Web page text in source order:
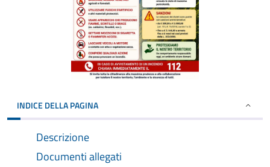
INDICE DELLA PAGINA
Descrizione
Documenti allegati